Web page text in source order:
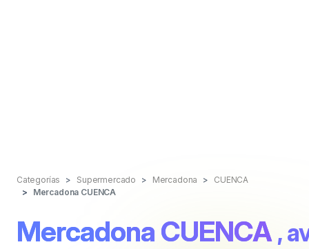
Categorías Supermercado Mercadona
CUENCA
Mercadona CUENCA
Mercadona CUENCA ,